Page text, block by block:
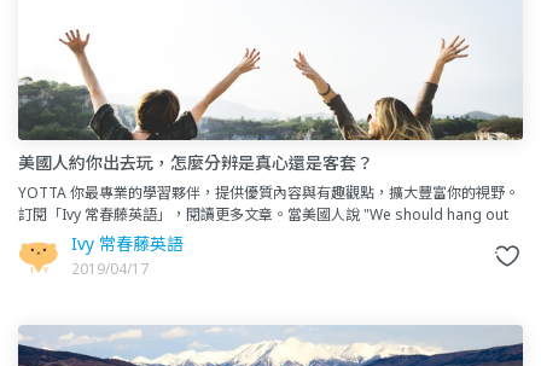
美國人約你出去玩，怎麼分辨是真心還是客套？
YOTTA 你最專業的學習夥伴，提供優質內容與有趣觀點，擴大豐富你的視野。
訂閱「Ivy 常春藤英語」，閱讀更多文章。當美國人說 "We should hang out
sometime."（我們應該找
Ivy 常春藤英語
2019/04/17